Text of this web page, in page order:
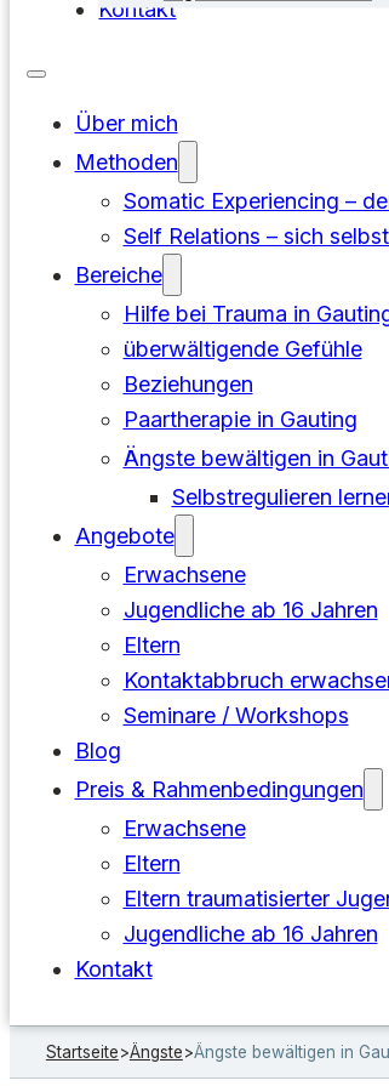
Kontakt
Über mich
Methoden
Somatic Experiencing –
Self Relations – sich
Bereiche
Hilfe bei Trauma in
überwältigende Gefühle
Beziehungen
Paartherapie in Gauting
Ängste bewältigen in
Selbstregulieren
Angebote
Erwachsene
Jugendliche ab 16 Jahren
Eltern
Kontaktabbruch
Seminare / Workshops
Blog
Preis & Rahmenbedingungen
Erwachsene
Eltern
Eltern traumatisierter
Jugendliche ab 16 Jahren
Kontakt
Startseite>Ängste>Ängste bewältigen in